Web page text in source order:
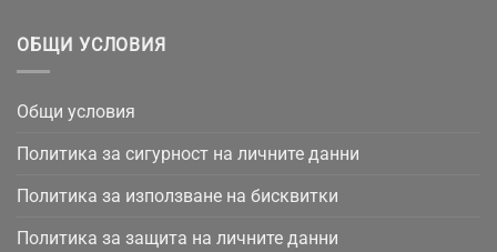
ОБЩИ УСЛОВИЯ
Общи условия
Политика за сигурност на личните данни
Политика за използване на бисквитки
Политика за защита на личните данни